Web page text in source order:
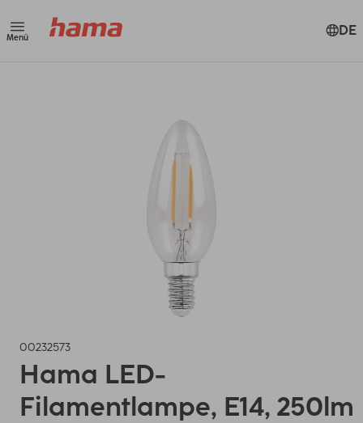
Menü DE
00232573
Hama LED-
Filamentlampe, E14, 250lm